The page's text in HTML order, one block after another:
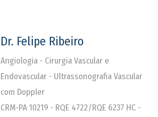
Dr. Felipe Ribeiro
Angiologia - Cirurgia Vascular e
Endovascular - Ultrassonografia Vascular
com Doppler
CRM-PA 10219 - RQE 4722/RQE 6237 HC -